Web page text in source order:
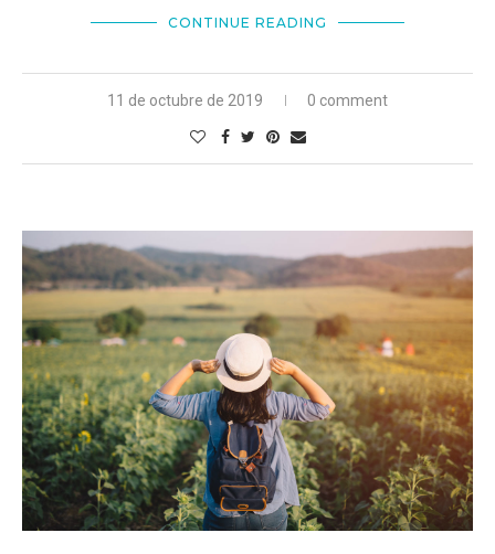
CONTINUE READING
11 de octubre de 2019 0 comment